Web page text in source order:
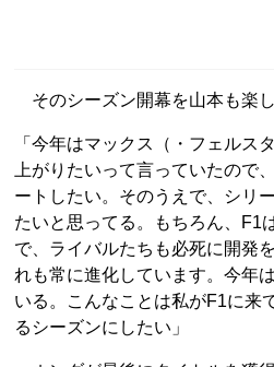
そのシーズン開幕を山本も楽し
「今年はマックス（・フェルス
上がりたいって言っていたので
ートしたい。そのうえで、シリ
たいと思ってる。もちろん、F1
で、ライバルたちも必死に開発
れも常に進化しています。今年
いる。こんなことは私がF1に来
るシーズンにしたい」